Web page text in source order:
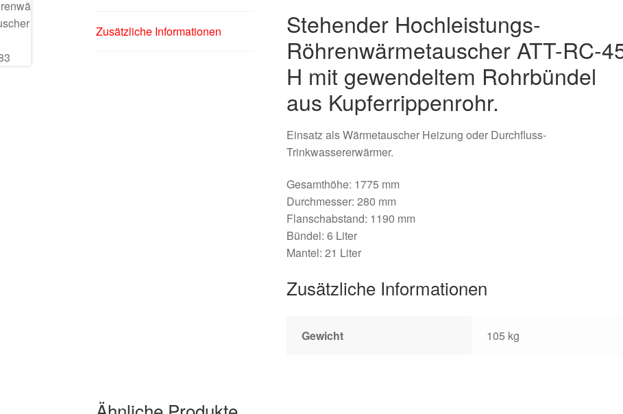
Zusätzliche Informationen
Stehender Hochleistungs-
Röhrenwärmetauscher ATT-RC-
H mit gewendeltem Rohrbündel
aus Kupferrippenrohr.
Einsatz als Wärmetauscher Heizung oder Durchfluss-
Trinkwassererwärmer.
Gesamthöhe: 1775 mm
Durchmesser: 280 mm
Flanschabstand: 1190 mm
Bündel: 6 Liter
Mantel: 21 Liter
Zusätzliche Informationen
Gewicht 105 kg